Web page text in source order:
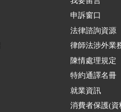
申訴窗口
法律諮詢資源
律師法涉外業
陳情處理規定
特約通譯名冊
就業資訊
消費者保護(資